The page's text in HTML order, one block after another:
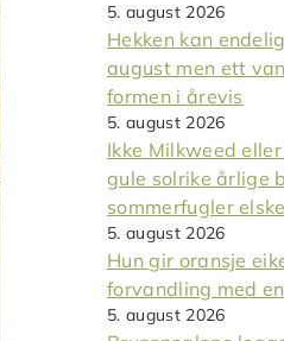
5. august 2026
Hekken kan
august men ett
formen i årevis
5. august 2026
Ikke Milkweed
gule solrike årlige
sommerfugler
5. august 2026
Hun gir oransje
forvandling med
5. august 2026